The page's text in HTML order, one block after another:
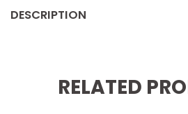
DESCRIPTION
RELATED